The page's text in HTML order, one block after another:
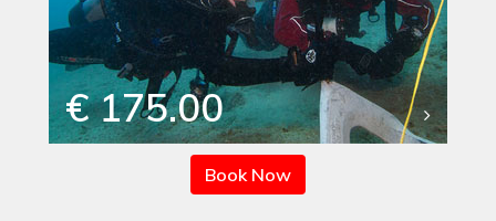
€ 175.00
Book Now